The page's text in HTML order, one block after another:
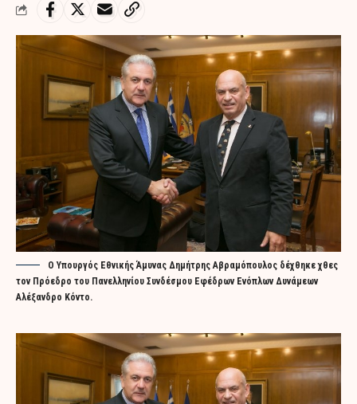
Ο Υπουργός Εθνικής Άμυνας Δημήτρης Αβραμόπουλος δέχθηκε χθες
τον Πρόεδρο του Πανελληνίου Συνδέσμου Εφέδρων Ενόπλων Δυνάμεων
Αλέξανδρο Κόντο.